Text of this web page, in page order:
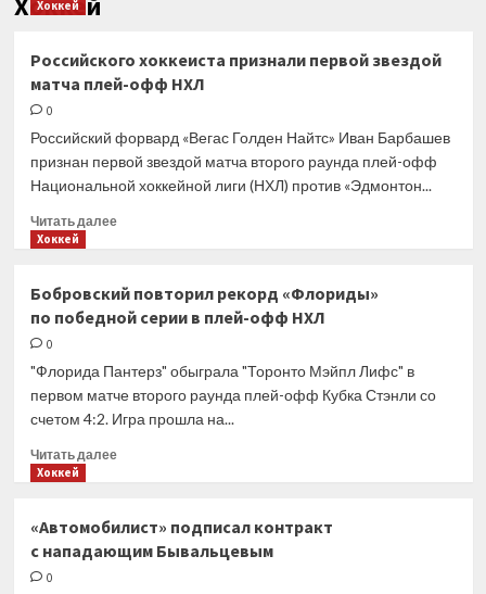
Хоккей
Российского хоккеиста признали первой звездой
матча плей-офф НХЛ
0
Российский форвард «Вегас Голден Найтс» Иван Барбашев
признан первой звездой матча второго раунда плей-офф
Национальной хоккейной лиги (НХЛ) против «Эдмонтон...
Читать далееПрочитать
хоккеиста
признали
звездой
матча
плей-
офф
Хоккей
Бобровский повторил рекорд «Флориды»
по победной серии в плей-офф НХЛ
0
"Флорида Пантерз" обыграла "Торонто Мэйпл Лифс" в
первом матче второго раунда плей-офф Кубка Стэнли со
счетом 4:2. Игра прошла на...
Читать далееПрочитать
повторил
рекорд
Хоккей
«Автомобилист» подписал контракт
с нападающим Бывальцевым
0